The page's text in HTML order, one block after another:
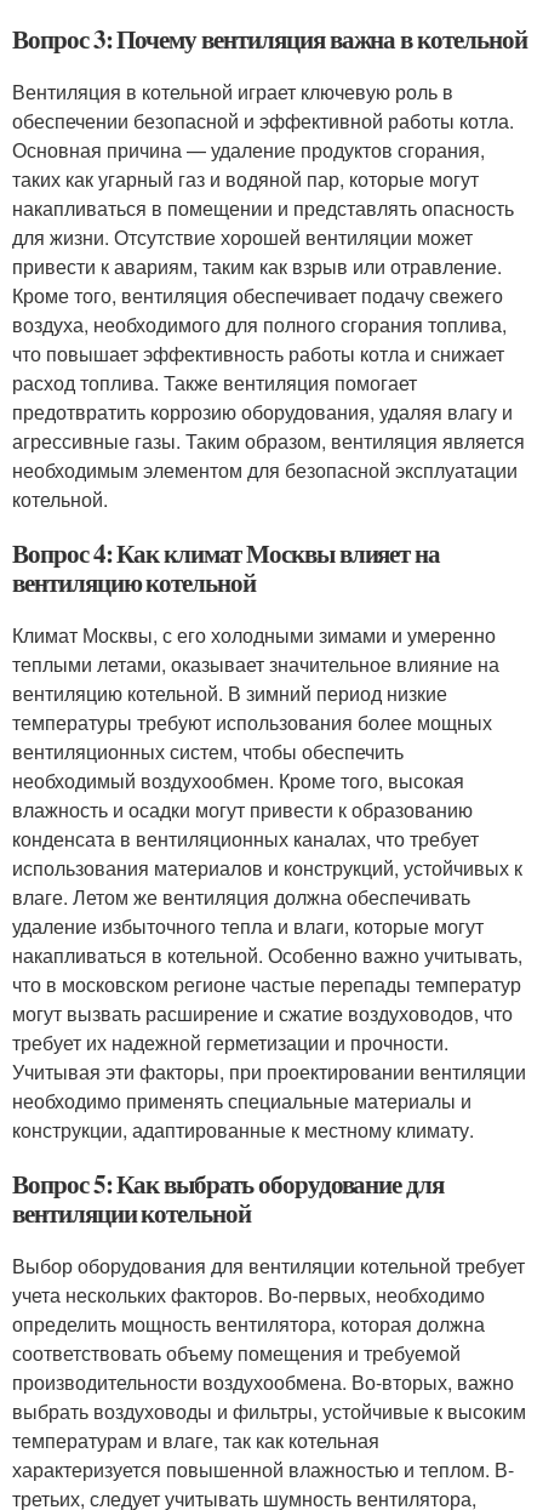
Вопрос 3: Почему вентиляция важна в котельной
Вентиляция в котельной играет ключевую роль в
обеспечении безопасной и эффективной работы котла.
Основная причина — удаление продуктов сгорания,
таких как угарный газ и водяной пар, которые могут
накапливаться в помещении и представлять опасность
для жизни. Отсутствие хорошей вентиляции может
привести к авариям, таким как взрыв или отравление.
Кроме того, вентиляция обеспечивает подачу свежего
воздуха, необходимого для полного сгорания топлива,
что повышает эффективность работы котла и снижает
расход топлива. Также вентиляция помогает
предотвратить коррозию оборудования, удаляя влагу и
агрессивные газы. Таким образом, вентиляция является
необходимым элементом для безопасной эксплуатации
котельной.
Вопрос 4: Как климат Москвы влияет на
вентиляцию котельной
Климат Москвы, с его холодными зимами и умеренно
теплыми летами, оказывает значительное влияние на
вентиляцию котельной. В зимний период низкие
температуры требуют использования более мощных
вентиляционных систем, чтобы обеспечить
необходимый воздухообмен. Кроме того, высокая
влажность и осадки могут привести к образованию
конденсата в вентиляционных каналах, что требует
использования материалов и конструкций, устойчивых к
влаге. Летом же вентиляция должна обеспечивать
удаление избыточного тепла и влаги, которые могут
накапливаться в котельной. Особенно важно учитывать,
что в московском регионе частые перепады температур
могут вызвать расширение и сжатие воздуховодов, что
требует их надежной герметизации и прочности.
Учитывая эти факторы, при проектировании вентиляции
необходимо применять специальные материалы и
конструкции, адаптированные к местному климату.
Вопрос 5: Как выбрать оборудование для
вентиляции котельной
Выбор оборудования для вентиляции котельной требует
учета нескольких факторов. Во-первых, необходимо
определить мощность вентилятора, которая должна
соответствовать объему помещения и требуемой
производительности воздухообмена. Во-вторых, важно
выбрать воздуховоды и фильтры, устойчивые к высоким
температурам и влаге, так как котельная
характеризуется повышенной влажностью и теплом. В-
третьих, следует учитывать шумность вентилятора,